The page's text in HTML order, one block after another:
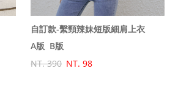
自訂款-繫頸辣妹短版細肩上衣
A版 B版
NT. 390 NT. 98